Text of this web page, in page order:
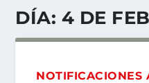
DÍA: 4 DE
NOTIFICACIONES